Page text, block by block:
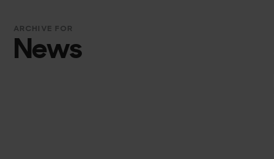
ARCHIVE FOR
News